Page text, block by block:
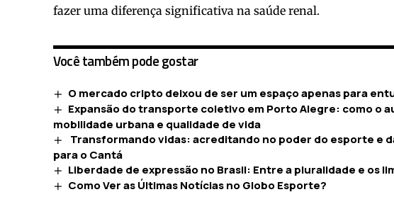
fazer uma diferença significativa na saúde renal.
Você também pode gostar
O mercado cripto deixou de ser um espaço apenas para
Expansão do transporte coletivo em Porto Alegre: como o
mobilidade urbana e qualidade de vida
Transformando vidas: acreditando no poder do esporte e
para o Cantá
Liberdade de expressão no Brasil: Entre a pluralidade e os
Como Ver as Últimas Notícias no Globo Esporte?